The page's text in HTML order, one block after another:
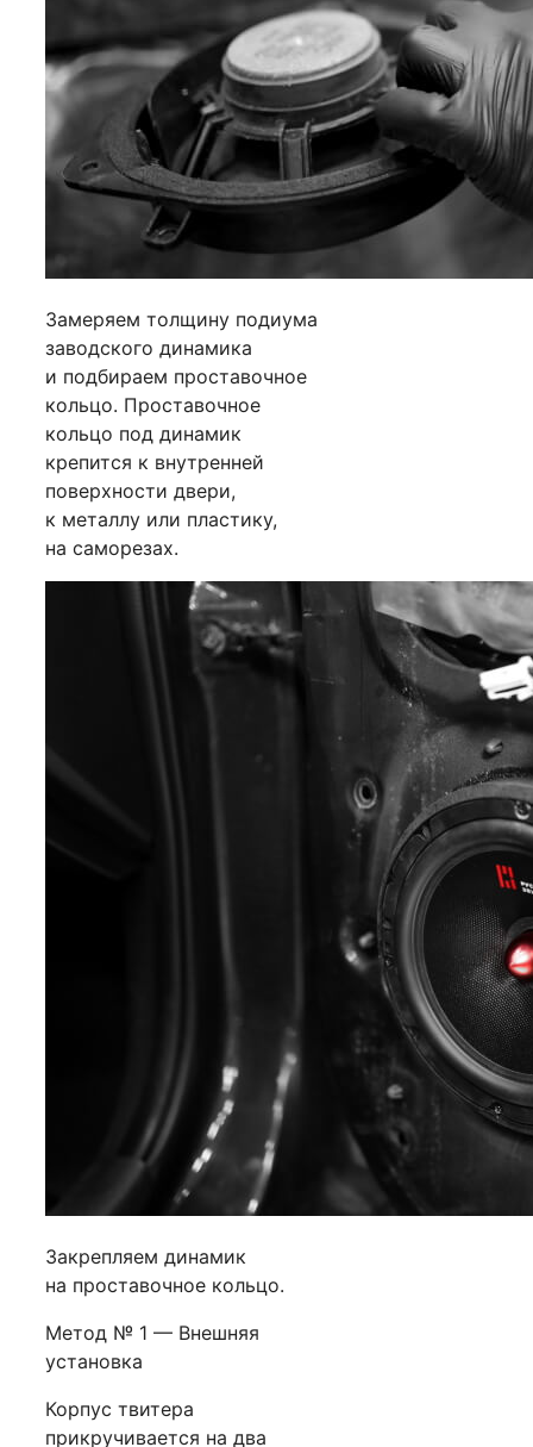
Замеряем толщину подиума
заводского динамика
и подбираем проставочное
кольцо. Проставочное
кольцо под динамик
крепится к внутренней
поверхности двери,
к металлу или пластику,
на саморезах.
Закрепляем динамик
на проставочное кольцо.
Метод № 1 — Внешняя
установка
Корпус твитера
прикручивается на два